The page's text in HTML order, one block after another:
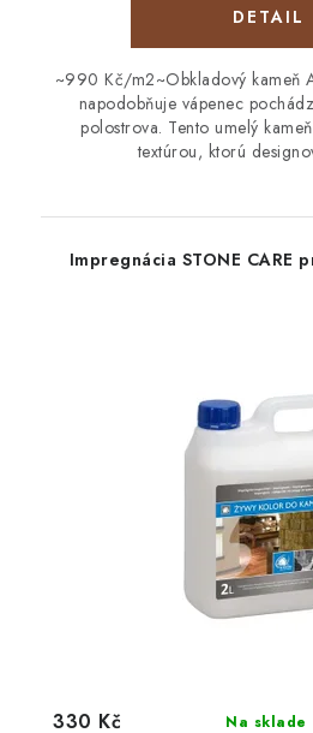
DETAIL
~990 Kč/m2~Obkladový kameň
napodobňuje vápenec
polostrova. Tento umelý
textúrou, ktorú
Impregnácia STONE CARE
Na sklade
330 Kč